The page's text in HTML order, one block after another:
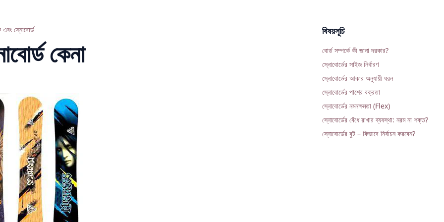
এবং স্নোবোর্ড
কেনা
বিষয়সূচি
বোর্ড সম্পর্কে কী জানা দরকার?
স্নোবোর্ডের সাইজ নির্ধারণ
স্নোবোর্ডের আকার অনুযায়ী ধরন
স্নোবোর্ডের পাশের বক্রতা
স্নোবোর্ডের নমনক্ষমতা (Flex)
স্নোবোর্ডের বেঁধে রাখার ব্যবস্থা: নরম না শক্ত?
স্নোবোর্ডের বুট – কিভাবে নির্বাচন করবেন?